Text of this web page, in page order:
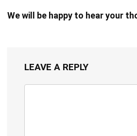
We will be happy to hear your
LEAVE A REPLY